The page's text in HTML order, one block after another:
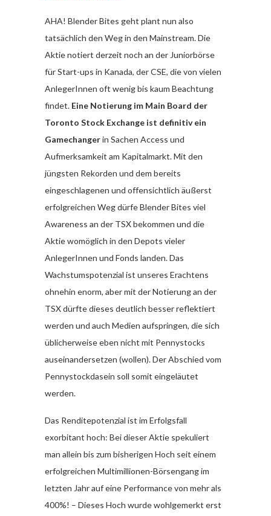
AHA! Blender Bites geht plant nun also
tatsächlich den Weg in den Mainstream. Die
Aktie notiert derzeit noch an der Juniorbörse
für Start-ups in Kanada, der CSE, die von vielen
AnlegerInnen oft wenig bis kaum Beachtung
findet. Eine Notierung im Main Board der
Toronto Stock Exchange ist definitiv ein
Gamechangerin Sachen Access und
Aufmerksamkeit am Kapitalmarkt. Mit den
jüngsten Rekorden und dem bereits
eingeschlagenen und offensichtlich äußerst
erfolgreichen Weg dürfe Blender Bites viel
Awareness an der TSX bekommen und die
Aktie womöglich in den Depots vieler
AnlegerInnen und Fonds landen. Das
Wachstumspotenzial ist unseres Erachtens
ohnehin enorm, aber mit der Notierung an der
TSX dürfte dieses deutlich besser reflektiert
werden und auch Medien aufspringen, die sich
üblicherweise eben nicht mit Pennystocks
auseinandersetzen (wollen). Der Abschied vom
Pennystockdasein soll somit eingeläutet
werden.
Das Renditepotenzial ist im Erfolgsfall
exorbitant hoch: Bei dieser Aktie spekuliert
man allein bis zum bisherigen Hoch seit einem
erfolgreichen Multimillionen-Börsengang im
letzten Jahr auf eine Performance von mehr als
400%! – Dieses Hoch wurde wohlgemerkt erst